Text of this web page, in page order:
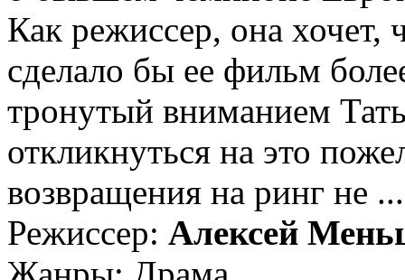
Как режиссер, она хочет,
сделало бы ее фильм
тронутый вниманием
откликнуться на это
возвращения на ринг не ...
Режиссер: Алексей